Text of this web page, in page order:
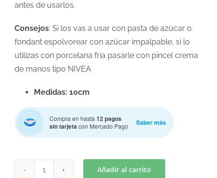
antes de usarlos.
Consejos: Si los vas a usar con pasta de azúcar o
fondant espolvorear con azúcar impalpable, si lo
utilizas con porcelana fría pasarle con pincel crema
de manos tipo NIVEA
Medidas: 10cm
Compra en hasta 12 pagos
sin tarjetacon Mercado Pago Saber más
Añadir al carrito